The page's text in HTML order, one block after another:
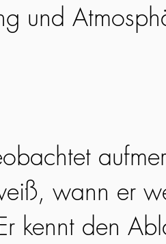
und
wann er
kennt den